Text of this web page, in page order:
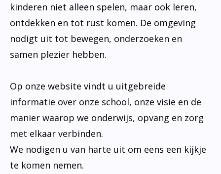
kinderen niet alleen spelen, maar ook leren,
ontdekken en tot rust komen. De omgeving
nodigt uit tot bewegen, onderzoeken en
samen plezier hebben.
Op onze website vindt u uitgebreide
informatie over onze school, onze visie en de
manier waarop we onderwijs, opvang en zorg
met elkaar verbinden.
We nodigen u van harte uit om eens een kijkje
te komen nemen.